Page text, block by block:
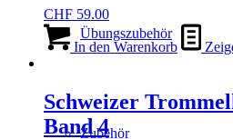
Übungszubehör
Zubehör
werden
CHF 59.00
In den Warenkorb
Schweizer
Band 4